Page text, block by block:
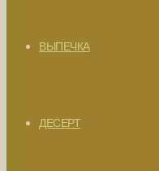
ВЫПЕЧКА
ДЕСЕРТ